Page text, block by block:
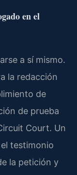
en el
a sí mismo.
la redacción
de
de prueba
Court. Un
testimonio
la petición y